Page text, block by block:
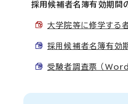
採用候補者名簿有効期間
大学院等に修学する
採用候補者名簿有効
受験者調査票 （